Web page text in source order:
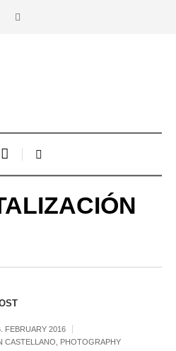
FEBRUARY 2016
CASTELLANO
PHOTOGRAPHY